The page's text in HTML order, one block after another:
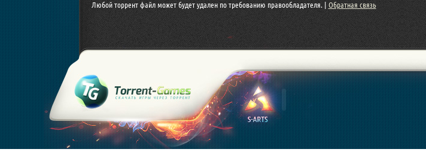
Любой торрент файл может будет удален по требованию правообладателя. |Обратная связь